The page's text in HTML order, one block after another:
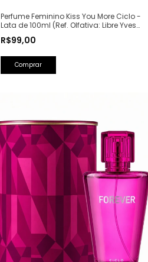
Perfume Feminino Kiss You More Ciclo -
Lata de 100ml (Ref. Olfativa: Libre Yves
R$99,00